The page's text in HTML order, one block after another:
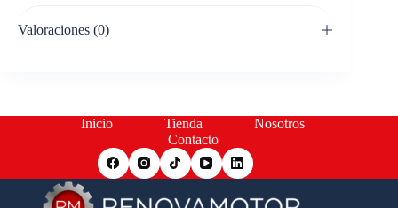
Valoraciones (0)
Inicio Tienda
Nosotros
Contacto